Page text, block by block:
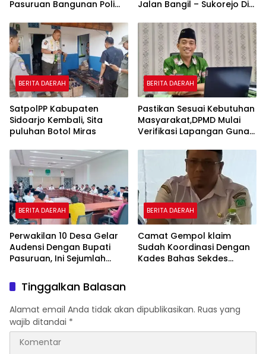
Pasuruan Bangunan Poli
Jalan Bangil – Sukorejo Di
BERITA DAERAH
SatpolPP Kabupaten
Sidoarjo Kembali, Sita
puluhan Botol Miras
BERITA DAERAH
Pastikan Sesuai Kebutuhan
Masyarakat,DPMD Mulai
Verifikasi Lapangan Guna
BERITA DAERAH
Perwakilan 10 Desa Gelar
Audensi Dengan Bupati
Pasuruan, Ini Sejumlah
BERITA DAERAH
Camat Gempol klaim
Sudah Koordinasi Dengan
Kades Bahas Sekdes
Tinggalkan Balasan
Alamat email Anda tidak akan dipublikasikan. Ruas yang
wajib ditandai *